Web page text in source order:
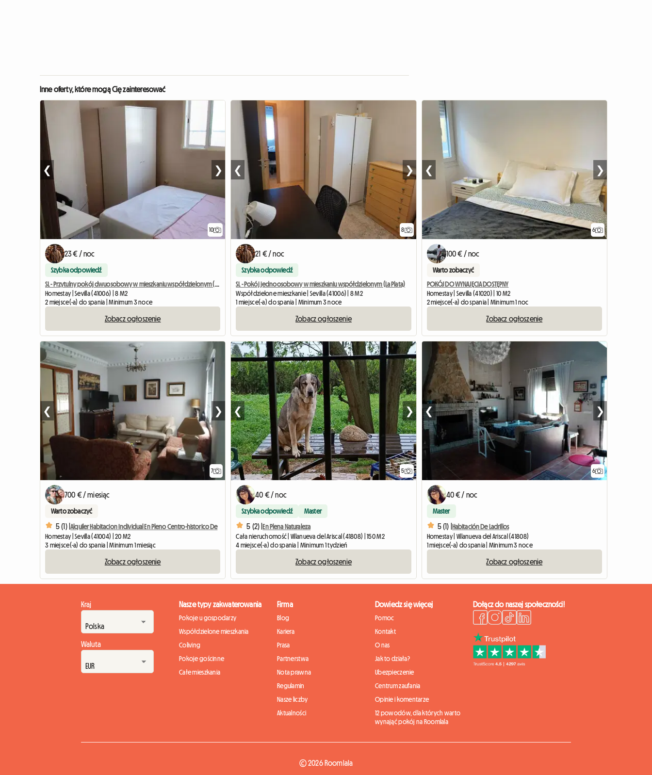
Inne oferty, które mogą Cię zainteresować
10
❮ ❯
23 € / noc
Szybka odpowiedź
SL - Przytulny pokój dwuosobowy w mieszkaniu współdzielonym (La Plata)
Homestay | Sevilla (41006) | 8 M2
2 miejsce(-a) do spania | Minimum 3 noce
Zobacz ogłoszenie
8
❮ ❯
21 € / noc
Szybka odpowiedź
SL - Pokój jednoosobowy w mieszkaniu współdzielonym (La Plata)
Współdzielone mieszkanie | Sevilla (41006) | 8 M2
1 miejsce(-a) do spania | Minimum 3 noce
Zobacz ogłoszenie
6
❮ ❯
100 € / noc
Warto zobaczyć
POKÓJ DO WYNAJĘCIA DOSTĘPNY
Homestay | Sevilla (41020) | 10 M2
2 miejsce(-a) do spania | Minimum 1 noc
Zobacz ogłoszenie
7
❮ ❯
700 € / miesiąc
Warto zobaczyć
5 (1) |Alquiler Habitacion Individual En Pleno Centro-historico De
Homestay | Sevilla (41004) | 20 M2
3 miejsce(-a) do spania | Minimum 1 miesiąc
Zobacz ogłoszenie
5
❮ ❯
40 € / noc
Szybka odpowiedź Master
5 (2) |En Plena Naturaleza
Cała nieruchomość | Villanueva del Ariscal (41808) | 150 M2
4 miejsce(-a) do spania | Minimum 1 tydzień
Zobacz ogłoszenie
6
❮ ❯
40 € / noc
Master
5 (1) |
Habitación De Ladrillos
Homestay | Villanueva del Ariscal (41808)
1 miejsce(-a) do spania | Minimum 3 noce
Zobacz ogłoszenie
Kraj
Waluta
Nasze typy zakwaterowania
Pokoje u gospodarzy
Współdzielone mieszkania
Coliving
Pokoje gościnne
Całe mieszkania
Firma
Blog
Kariera
Prasa
Partnerstwa
Nota prawna
Regulamin
Nasze liczby
Aktualności
Dowiedz się więcej
Pomoc
Kontakt
O nas
Jak to działa?
Ubezpieczenie
Centrum zaufania
Opinie i komentarze
12 powodów, dla których warto
wynająć pokój na Roomlala
Dołącz do naszej społeczności!
© 2026 Roomlala